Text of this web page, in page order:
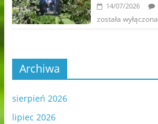
14/07/2026
została wyłączona
Archiwa
sierpień 2026
lipiec 2026